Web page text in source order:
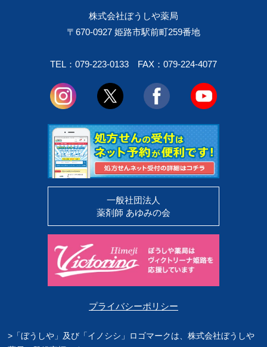
株式会社ぼうしや薬局
〒670-0927 姫路市駅前町259番地
TEL：079-223-0133 FAX：079-224-4077
一般社団法人
薬剤師 あゆみの会
プライバシーポリシー
>「ぼうしや」及び「イノシシ」ロゴマークは、株式会社ぼうしや